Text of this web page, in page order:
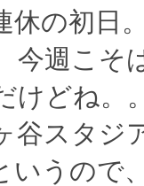
休の初日
今週こそ
けどね。
谷スタジ
いうので